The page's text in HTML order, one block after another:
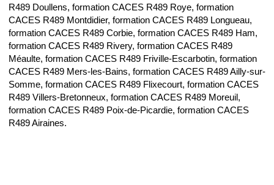
R489 Doullens, formation CACES R489 Roye, formation
CACES R489 Montdidier, formation CACES R489 Longueau,
formation CACES R489 Corbie, formation CACES R489 Ham,
formation CACES R489 Rivery, formation CACES R489
Méaulte, formation CACES R489 Friville-Escarbotin, formation
CACES R489 Mers-les-Bains, formation CACES R489 Ailly-sur-
Somme, formation CACES R489 Flixecourt, formation CACES
R489 Villers-Bretonneux, formation CACES R489 Moreuil,
formation CACES R489 Poix-de-Picardie, formation CACES
R489 Airaines.